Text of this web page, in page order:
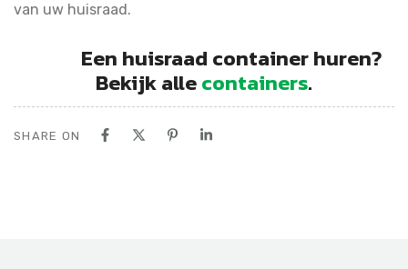
van uw huisraad.
Een huisraad container huren?
Bekijk allecontainers.
SHARE ON